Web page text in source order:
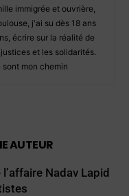
immigrée et ouvrière,
j'ai su dès 18 ans
écrire sur la réalité de
et les solidarités.
mon chemin
AUTEUR
Nadav Lapid